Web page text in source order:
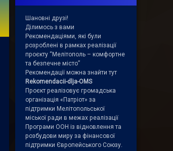
Шановні друзі!
Ділимось з вами
Рекомендаціями, які були
розроблені в рамках реалізації
проєкту “Мелітополь – комфортне
та безпечне місто”
Рекомендації можна знайти тут
Rekomendacii-dlja-OMS
Проєкт реалізовує громадська
організація «Патріот» за
підтримки Мелітопольської
міської ради в межах реалізації
Програми ООН із відновлення та
розбудови миру за фінансової
підтримки Європейського Союзу.